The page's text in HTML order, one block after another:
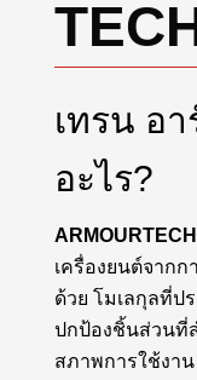
เทรน อ
อะไร?
เครื่องยนต์จาก
ด้วย โมเลกุลที่ป
ปกป้องชิ้นส่วนที่
สภาพการใช้งา